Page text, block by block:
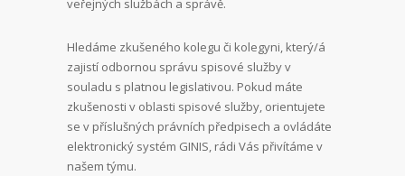
veřejných službách a správě.
Hledáme zkušeného kolegu či kolegyni, který/á
zajistí odbornou správu spisové služby v
souladu s platnou legislativou. Pokud máte
zkušenosti v oblasti spisové služby, orientujete
se v příslušných právních předpisech a ovládáte
elektronický systém GINIS, rádi Vás přivítáme v
našem týmu.